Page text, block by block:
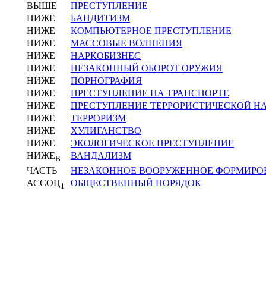
ВЫШЕ
ПРЕСТУПЛЕНИЕ
НИЖЕ
БАНДИТИЗМ
НИЖЕ
КОМПЬЮТЕРНОЕ ПРЕСТУПЛЕНИЕ
НИЖЕ
МАССОВЫЕ ВОЛНЕНИЯ
НИЖЕ
НАРКОБИЗНЕС
НИЖЕ
НЕЗАКОННЫЙ ОБОРОТ ОРУЖИЯ
НИЖЕ
ПОРНОГРАФИЯ
НИЖЕ
ПРЕСТУПЛЕНИЕ НА ТРАНСПОРТЕ
НИЖЕ
ПРЕСТУПЛЕНИЕ ТЕРРОРИСТИЧЕСКОЙ
НИЖЕ
ТЕРРОРИЗМ
НИЖЕ
ХУЛИГАНСТВО
НИЖЕ
ЭКОЛОГИЧЕСКОЕ ПРЕСТУПЛЕНИЕ
НИЖЕВ
ВАНДАЛИЗМ
ЧАСТЬ
НЕЗАКОННОЕ ВООРУЖЕННОЕ
АССОЦ1 ОБЩЕСТВЕННЫЙ ПОРЯДОК